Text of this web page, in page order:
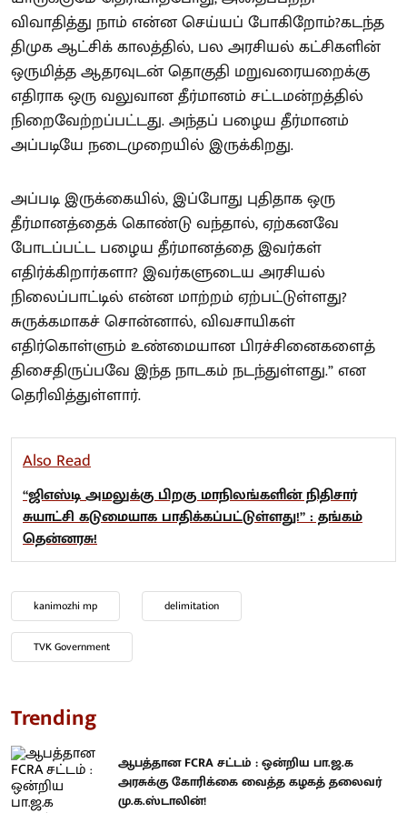
விவாதித்து நாம் என்ன செய்யப் போகிறோம்?கடந்த
திமுக ஆட்சிக் காலத்தில், பல அரசியல் கட்சிகளின்
ஒருமித்த ஆதரவுடன் தொகுதி மறுவரையறைக்கு
எதிராக ஒரு வலுவான தீர்மானம் சட்டமன்றத்தில்
நிறைவேற்றப்பட்டது. அந்தப் பழைய தீர்மானம்
அப்படியே நடைமுறையில் இருக்கிறது.
அப்படி இருக்கையில், இப்போது புதிதாக ஒரு
தீர்மானத்தைக் கொண்டு வந்தால், ஏற்கனவே
போடப்பட்ட பழைய தீர்மானத்தை இவர்கள்
எதிர்க்கிறார்களா? இவர்களுடைய அரசியல்
நிலைப்பாட்டில் என்ன மாற்றம் ஏற்பட்டுள்ளது?
சுருக்கமாகச் சொன்னால், விவசாயிகள்
எதிர்கொள்ளும் உண்மையான பிரச்சினைகளைத்
திசைதிருப்பவே இந்த நாடகம் நடந்துள்ளது.” என
தெரிவித்துள்ளார்.
Also Read
“ஜிஎஸ்டி அமலுக்கு பிறகு மாநிலங்களின் நிதிசார்
சுயாட்சி கடுமையாக பாதிக்கப்பட்டுள்ளது!” : தங்கம்
தென்னரசு!
kanimozhi mp delimitation
TVK Government
Trending
ஆபத்தான FCRA சட்டம் : ஒன்றிய பா.ஜ.க
அரசுக்கு கோரிக்கை வைத்த கழகத் தலைவர்
மு.க.ஸ்டாலின்!